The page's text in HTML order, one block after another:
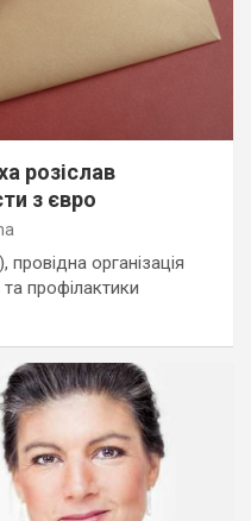
розіслав
з євро
провідна організація
профілактики